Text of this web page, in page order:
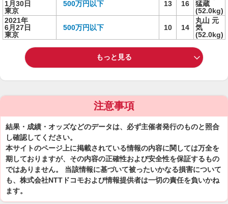
1月30日
東京
500万円以下 13 16
猛蔵
(52.0kg)
2021年
6月27日
東京
500万円以下 10 14
丸山 元
気
(52.0kg)
もっと見る
注意事項
結果・成績・オッズなどのデータは、必ず主催者発行のものと照合
し確認してください。
本サイトのページ上に掲載されている情報の内容に関しては万全を
期しておりますが、その内容の正確性および安全性を保証するもの
ではありません。 当該情報に基づいて被ったいかなる損害について
も、株式会社NTTドコモおよび情報提供者は一切の責任を負いかね
ます。